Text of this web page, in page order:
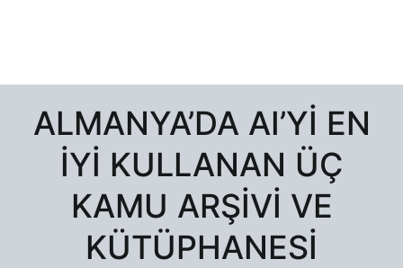
ALMANYA’DA AI’YI EN
İYI KULLANAN ÜÇ
KAMU ARŞIVI VE
KÜTÜPHANESI